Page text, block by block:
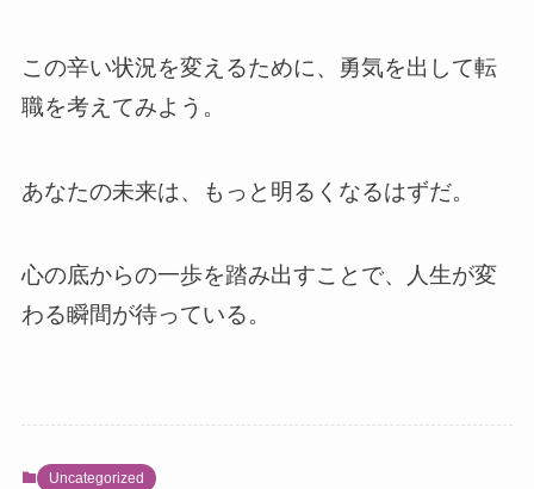
この辛い状況を変えるために、勇気を出して転
職を考えてみよう。
あなたの未来は、もっと明るくなるはずだ。
心の底からの一歩を踏み出すことで、人生が変
わる瞬間が待っている。
Uncategorized